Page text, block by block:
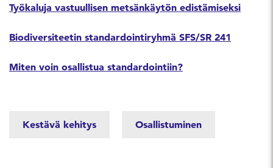
Työkaluja vastuullisen metsänkäytön edistämiseksi
Biodiversiteetin standardointiryhmä SFS/SR 241
Miten voin osallistua standardointiin?
Kestävä kehitys Osallistuminen